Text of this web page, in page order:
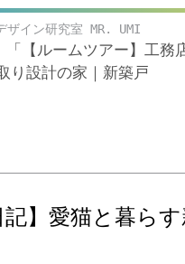
ザイン研究室 MR. UMI
【ルームツアー】工務
り設計の家｜新築戸
記】愛猫と暮ら